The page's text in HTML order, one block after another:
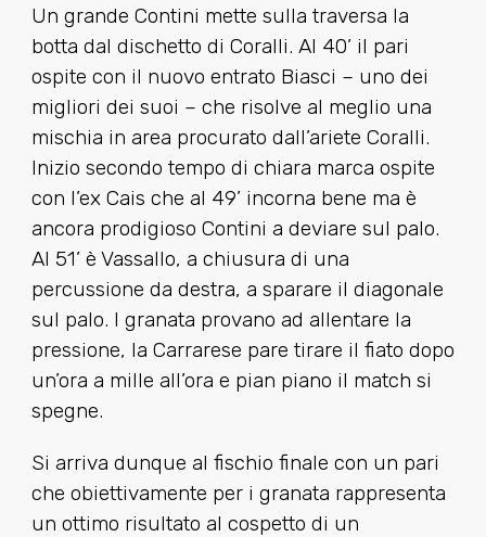
Un grande Contini mette sulla traversa la
botta dal dischetto di Coralli. Al 40’ il pari
ospite con il nuovo entrato Biasci – uno dei
migliori dei suoi – che risolve al meglio una
mischia in area procurato dall’ariete Coralli.
Inizio secondo tempo di chiara marca ospite
con l’ex Cais che al 49’ incorna bene ma è
ancora prodigioso Contini a deviare sul palo.
Al 51’ è Vassallo, a chiusura di una
percussione da destra, a sparare il diagonale
sul palo. I granata provano ad allentare la
pressione, la Carrarese pare tirare il fiato dopo
un’ora a mille all’ora e pian piano il match si
spegne.
Si arriva dunque al fischio finale con un pari
che obiettivamente per i granata rappresenta
un ottimo risultato al cospetto di un